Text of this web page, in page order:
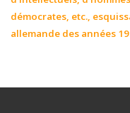
démocrates, etc.,
allemande des années